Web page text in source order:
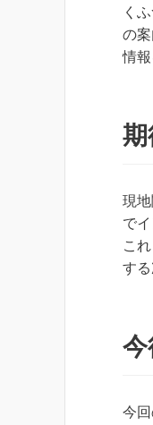
く
の
情
期
現
で
こ
す
今
今